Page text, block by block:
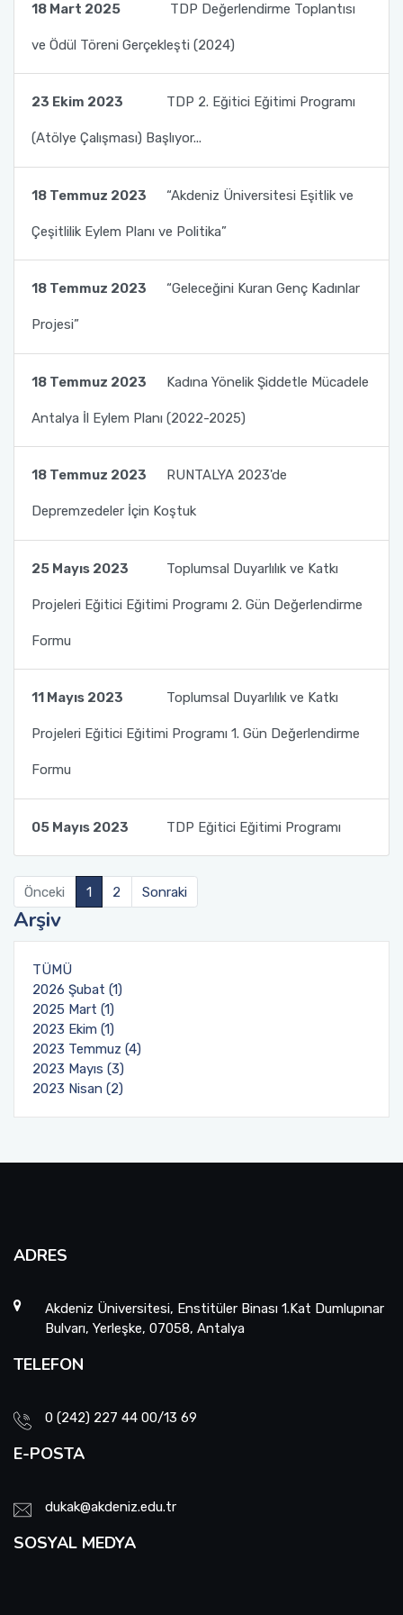
18 Mart 2025 TDP Değerlendirme Toplantısı
ve Ödül Töreni Gerçekleşti (2024)
23 Ekim 2023 TDP 2. Eğitici Eğitimi Programı
(Atölye Çalışması) Başlıyor...
18 Temmuz 2023 “Akdeniz Üniversitesi Eşitlik ve
Çeşitlilik Eylem Planı ve Politika”
18 Temmuz 2023 “Geleceğini Kuran Genç Kadınlar
Projesi”
18 Temmuz 2023 Kadına Yönelik Şiddetle Mücadele
Antalya İl Eylem Planı (2022-2025)
18 Temmuz 2023 RUNTALYA 2023'de
Depremzedeler İçin Koştuk
25 Mayıs 2023 Toplumsal Duyarlılık ve Katkı
Projeleri Eğitici Eğitimi Programı 2. Gün Değerlendirme
Formu
11 Mayıs 2023 Toplumsal Duyarlılık ve Katkı
Projeleri Eğitici Eğitimi Programı 1. Gün Değerlendirme
Formu
05 Mayıs 2023 TDP Eğitici Eğitimi Programı
Önceki 1 2 Sonraki
Arşiv
TÜMÜ
2026 Şubat (1)
2025 Mart (1)
2023 Ekim (1)
2023 Temmuz (4)
2023 Mayıs (3)
2023 Nisan (2)
ADRES
Akdeniz Üniversitesi, Enstitüler Binası 1.Kat Dumlupınar
Bulvarı, Yerleşke, 07058, Antalya
TELEFON
0 (242) 227 44 00/13 69
E-POSTA
dukak@akdeniz.edu.tr
SOSYAL MEDYA
İletişim Fakültesi
Kumluca Sağlık Bilimleri Fakültesi
Manavgat Turizm Fakültesi
Mühendislik Fakültesi
Serik İşletme Fakültesi
Su Ürünleri Fakültesi
Serik Gülsün Süleyman Süral MYO
Teknik Bilimler MYO